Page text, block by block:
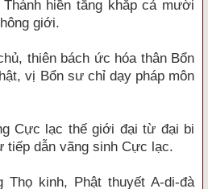
hiền tăng khắp cả mười
giới.
thiên bách ức hóa thân Bổn
vị Bổn sư chỉ dạy pháp môn
Cực lạc thế giới đại từ đại bi
tiếp dẫn vãng sinh Cực lạc.
kinh, Phật thuyết A-di-đà